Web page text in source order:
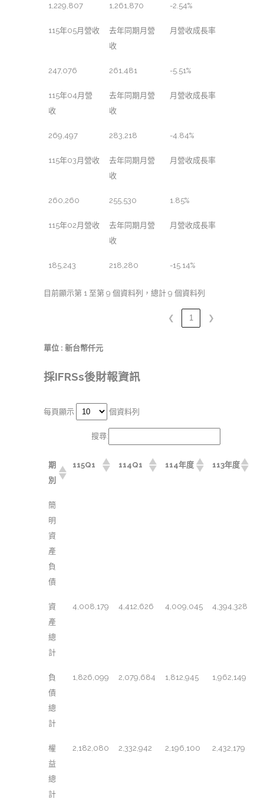
1,229,807 1,261,870 -2.54%
115年05月營收
去年同期月營
收
月營收成長率
247,076 261,481 -5.51%
115年04月營
收
去年同期月營
收
月營收成長率
269,497 283,218 -4.84%
115年03月營收
去年同期月營
收
月營收成長率
260,260 255,530 1.85%
115年02月營收
去年同期月營
收
月營收成長率
185,243 218,280 -15.14%
目前顯示第 1 至第 9 個資料列，總計 9 個資料列
❮ 1 ❯
單位 : 新台幣仟元
採IFRSs後財報資訊
每頁顯示 個資料列
搜尋:
期
別
115Q1 114Q1 114年度 113年度
簡
明
資
產
負
債
資
產
總
計
4,008,179 4,412,626 4,009,045 4,394,328
負
債
總
計
1,826,099 2,079,684 1,812,945 1,962,149
權
益
總
計
2,182,080 2,332,942 2,196,100 2,432,179